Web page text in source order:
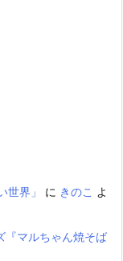
世界」
に きのこ よ
『マルちゃん焼そば